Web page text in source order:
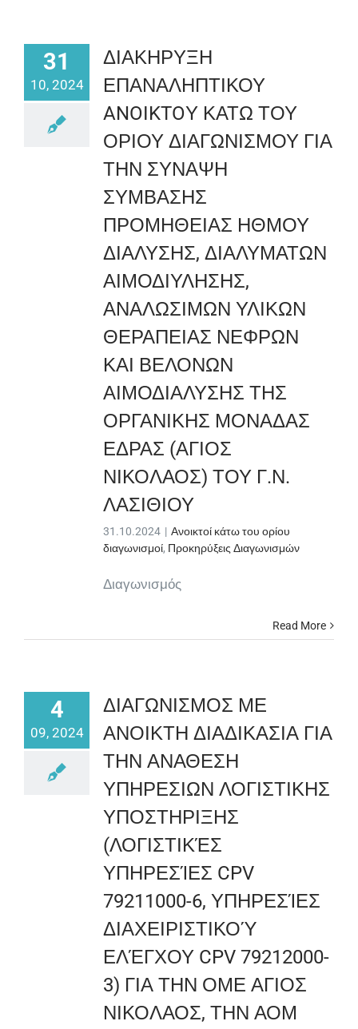
31
10, 2024
ΔΙΑΚΗΡΥΞΗ
ΕΠΑΝΑΛΗΠΤΙΚΟΥ
ANOIKTOΥ ΚΑΤΩ ΤΟΥ
ΟΡΙΟΥ ΔΙΑΓΩΝΙΣΜΟΥ ΓΙΑ
ΤΗΝ ΣΥΝΑΨΗ
ΣΥΜΒΑΣΗΣ
ΠΡΟΜΗΘΕΙΑΣ ΗΘΜΟΥ
ΔΙΑΛΥΣΗΣ, ΔΙΑΛΥΜΑΤΩΝ
ΑΙΜΟΔΙΥΛΗΣΗΣ,
ΑΝΑΛΩΣΙΜΩΝ ΥΛΙΚΩΝ
ΘΕΡΑΠΕΙΑΣ ΝΕΦΡΩΝ
ΚΑΙ ΒΕΛΟΝΩΝ
ΑΙΜΟΔΙΑΛΥΣΗΣ ΤΗΣ
ΟΡΓΑΝΙΚΗΣ ΜΟΝΑΔΑΣ
ΕΔΡΑΣ (ΑΓΙΟΣ
ΝΙΚΟΛΑΟΣ) ΤΟΥ Γ.Ν.
ΛΑΣΙΘΙΟΥ
31.10.2024 | Ανοικτοί κάτω του ορίου
διαγωνισμοί, Προκηρύξεις Διαγωνισμών
Διαγωνισμός
Read More
4
09, 2024
ΔΙΑΓΩΝΙΣΜΟΣ ΜΕ
ΑΝΟΙΚΤΗ ΔΙΑΔΙΚΑΣΙΑ ΓΙΑ
ΤΗΝ ΑΝΑΘΕΣΗ
ΥΠΗΡΕΣΙΩΝ ΛΟΓΙΣΤΙΚΗΣ
ΥΠΟΣΤΗΡΙΞΗΣ
(ΛΟΓΙΣΤΙΚΈΣ
ΥΠΗΡΕΣΊΕΣ CPV
79211000-6, ΥΠΗΡΕΣΊΕΣ
ΔΙΑΧΕΙΡΙΣΤΙΚΟΎ
ΕΛΈΓΧΟΥ CPV 79212000-
3) ΓΙΑ ΤΗΝ ΟΜΕ ΑΓΙΟΣ
ΝΙΚΟΛΑΟΣ, ΤΗΝ ΑΟΜ